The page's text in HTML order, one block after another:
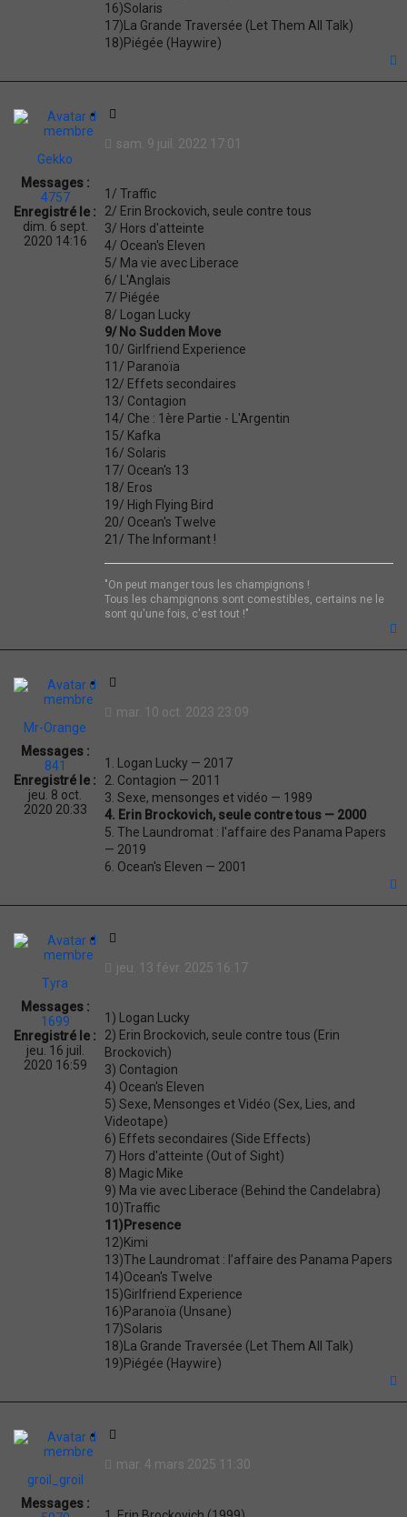
16)Solaris
17)La Grande Traversée (Let Them All Talk)
18)Piégée (Haywire)
Gekko
Messages :
4757
Enregistré le :
dim. 6 sept.
2020 14:16
t
t
i
o
n
sam. 9 juil. 2022 17:01
1/ Traffic
2/ Erin Brockovich, seule contre tous
3/ Hors d'atteinte
4/ Ocean's Eleven
5/ Ma vie avec Liberace
6/ L'Anglais
7/ Piégée
8/ Logan Lucky
9/ No Sudden Move
10/ Girlfriend Experience
11/ Paranoïa
12/ Effets secondaires
13/ Contagion
14/ Che : 1ère Partie - L'Argentin
15/ Kafka
16/ Solaris
17/ Ocean's 13
18/ Eros
19/ High Flying Bird
20/ Ocean's Twelve
21/ The Informant !
"On peut manger tous les champignons !
Tous les champignons sont comestibles, certains ne le
sont qu'une fois, c'est tout !"
Mr-Orange
Messages :
841
Enregistré le :
jeu. 8 oct.
2020 20:33
t
i
o
n
mar. 10 oct. 2023 23:09
1. Logan Lucky — 2017
2. Contagion — 2011
3. Sexe, mensonges et vidéo — 1989
4. Erin Brockovich, seule contre tous — 2000
5. The Laundromat : l'affaire des Panama Papers
— 2019
6. Ocean's Eleven — 2001
Tyra
Messages :
1699
Enregistré le :
jeu. 16 juil.
2020 16:59
t
t
i
n
jeu. 13 févr. 2025 16:17
1) Logan Lucky
2) Erin Brockovich, seule contre tous (Erin
Brockovich)
3) Contagion
4) Ocean's Eleven
5) Sexe, Mensonges et Vidéo (Sex, Lies, and
Videotape)
6) Effets secondaires (Side Effects)
7) Hors d'atteinte (Out of Sight)
8) Magic Mike
9) Ma vie avec Liberace (Behind the Candelabra)
10)Traffic
11)Presence
12)Kimi
13)The Laundromat : l’affaire des Panama Papers
14)Ocean's Twelve
15)Girlfriend Experience
16)Paranoïa (Unsane)
17)Solaris
18)La Grande Traversée (Let Them All Talk)
19)Piégée (Haywire)
groil_groil
Messages :
t
t
mar. 4 mars 2025 11:30